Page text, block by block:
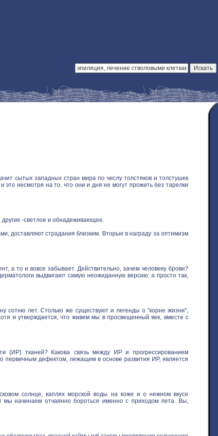
сытых западных стран мира по числу толстяков и толстушек
это несмотря на то, что они и дня не могут прожить без тарелки
другие -светлое и обнадеживающее.
доставляют страдания близким. Вторые в награду за оптимизм
а то и вовсе забывает. Действительно, зачем человеку брови?
выдвигают самую неожиданную версию: а просто так,
сотню лет. Столько же существуют и легенды о "корне жизни",
и утверждается, что живем мы в просвещенный век, вместе с
(ИР) тканей? Какова связь между ИР и прогрессированием
первичным дефектом, лежащим в основе развития ИР, является
солнце, каплях морской воды на коже и о нежном вкусе
мы начинаем отчаянно бороться именно с приходом лета. Вы,